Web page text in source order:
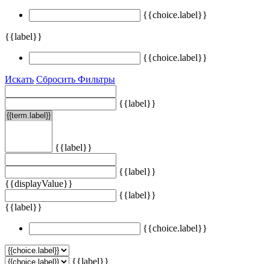
{{choice.label}}
{{label}}
{{choice.label}}
Искать Сбросить Фильтры
{{label}}
{{label}}
{{label}}
{{displayValue}}
{{label}}
{{label}}
{{choice.label}}
{{label}}